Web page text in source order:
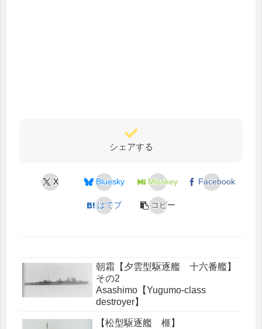
シェアする
X Bluesky Misskey Facebook
はてブ コピー
朝霜【夕雲型駆逐艦 十六番艦】
その2
Asashimo【Yugumo-class
destroyer】
【松型駆逐艦 榧】